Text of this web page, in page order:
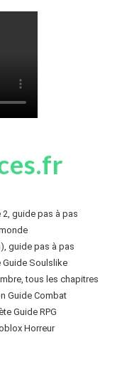
guide pas à pas
guide pas à pas
Guide Soulslike
tous les chapitres
Guide Combat
Guide RPG
Horreur